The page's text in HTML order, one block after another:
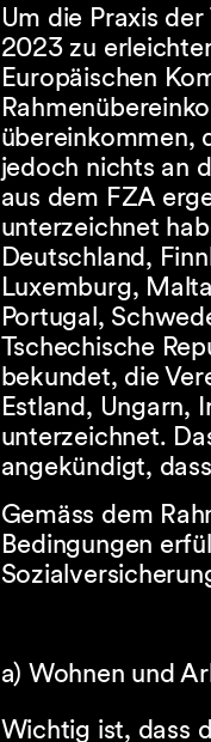
Um die Praxis
2023 zu
Europäischen
übereinkommen,
jedoch nichts an
aus dem FZA
unterzeichnet
Deutschland,
Luxemburg,
Portugal,
Tschechische
bekundet, die
Estland, Ungarn,
unterzeichnet.
angekündigt,
Gemäss dem
Bedingungen
a) Wohnen und
Wichtig ist, dass